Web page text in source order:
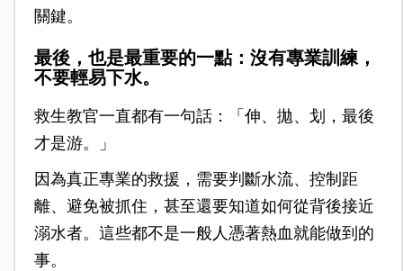
關鍵。
最後，也是最重要的一點：沒有專業訓練，
不要輕易下水。
救生教官一直都有一句話：「伸、拋、划，最後
才是游。」
因為真正專業的救援，需要判斷水流、控制距
離、避免被抓住，甚至還要知道如何從背後接近
溺水者。這些都不是一般人憑著熱血就能做到的
事。